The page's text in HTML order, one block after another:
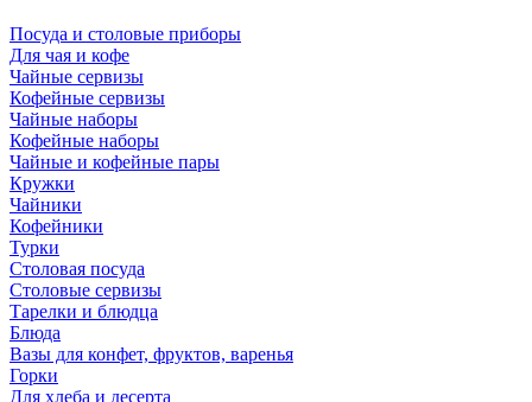
Посуда и столовые приборы
Для чая и кофе
Чайные сервизы
Кофейные сервизы
Чайные наборы
Кофейные наборы
Чайные и кофейные пары
Кружки
Чайники
Кофейники
Турки
Столовая посуда
Столовые сервизы
Тарелки и блюдца
Блюда
Вазы для конфет, фруктов, варенья
Горки
Для хлеба и десерта